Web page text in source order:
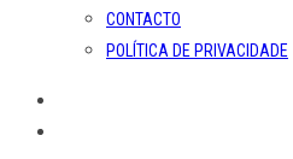
CONTACTO
POLÍTICA DE PRIVACIDADE